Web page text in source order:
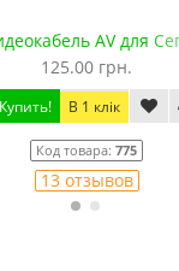
см)
AV для
125.00 грн.
Купить! В 1 клік
Код товара: 775
13 отзывов